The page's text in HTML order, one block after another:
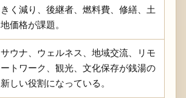
きく減り、後継者、燃料費、修繕、土
地価格が課題。
サウナ、ウェルネス、地域交流、リモ
ートワーク、観光、文化保存が銭湯の
新しい役割になっている。